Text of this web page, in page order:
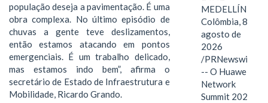
população deseja a pavimentação. É uma
obra complexa. No último episódio de
chuvas a gente teve deslizamentos,
então estamos atacando em pontos
emergenciais. É um trabalho delicado,
mas estamos indo bem”, afirma o
secretário de Estado de Infraestrutura e
Mobilidade, Ricardo Grando.
MEDELLÍN,
Colômbia, 8 de
agosto de
2026
/PRNewswire/
-- O Huawei
Network
Summit 2026